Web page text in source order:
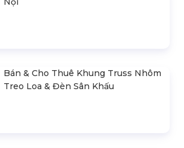
Bán & Cho Thuê Khung Truss Nhôm
Treo Loa & Đèn Sân Khấu